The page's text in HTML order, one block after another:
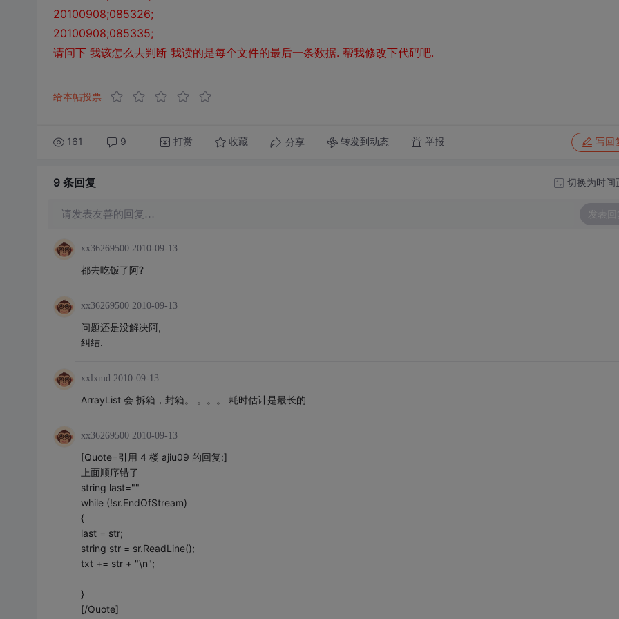
20100908;085326;
20100908;085335;
请问下 我该怎么去判断 我读的是每个文件的最后一条数据. 帮我修改下代码吧.
给本帖投票
161 9 打赏 收藏 分享 转发到动态 举报 写回
9 条回复 切换为时间
请发表友善的回复… 发表回
xx36269500 2010-09-13
都去吃饭了阿?
xx36269500 2010-09-13
问题还是没解决阿,
纠结.
xxlxmd 2010-09-13
ArrayList 会 拆箱，封箱。 。。。 耗时估计是最长的
xx36269500 2010-09-13
[Quote=引用 4 楼 ajiu09 的回复:]
上面顺序错了
string last=""
while (!sr.EndOfStream)
{
last = str;
string str = sr.ReadLine();
txt += str + "\n";
}
[/Quote]